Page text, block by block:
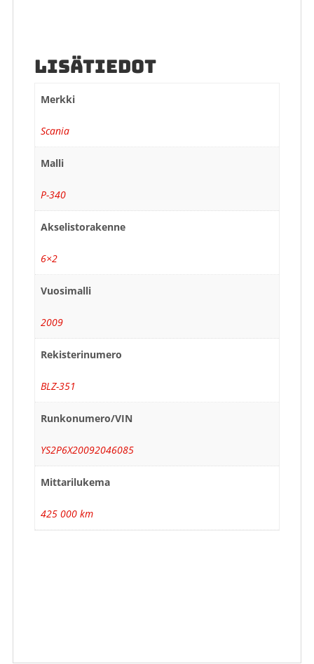
LISÄTIEDOT
Merkki
Scania
Malli
P-340
Akselistorakenne
6×2
Vuosimalli
2009
Rekisterinumero
BLZ-351
Runkonumero/VIN
YS2P6X20092046085
Mittarilukema
425 000 km